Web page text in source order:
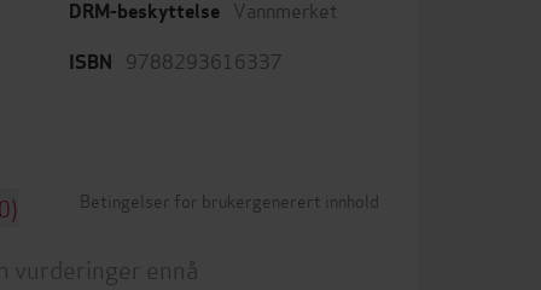
DRM-beskyttelse Vannmerket
ISBN 9788293616337
Betingelser for brukergenerert innhold
vurderinger ennå